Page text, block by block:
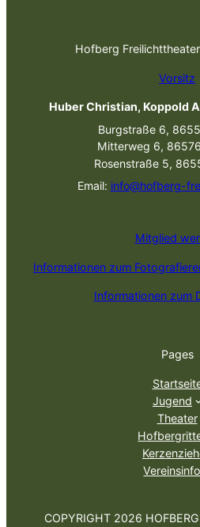
Hofberg
Vorsitz
Huber Christian, Koppold
Burgstraße 6,
Mitterweg 6,
Rosenstraße 5,
Email: info@hofberg-
Mitglied
Informationen zum
Informationen zum
Pages
Jugend
Theater
Vereinsinfo
COPYRIGHT 2026